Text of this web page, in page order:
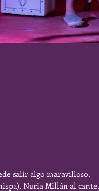
salir algo maravilloso.
Nuria Millán al cante,